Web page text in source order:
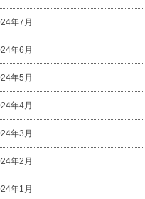
年7月
年6月
年5月
年4月
年3月
年2月
年1月